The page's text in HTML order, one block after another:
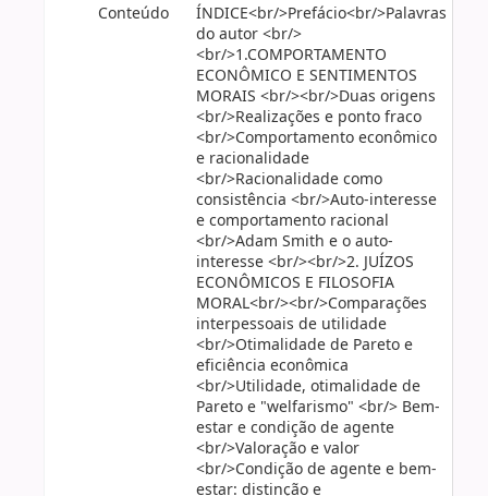
Conteúdo
ÍNDICE<br/>Prefácio<br/>Palavras
do autor <br/>
<br/>1.COMPORTAMENTO
ECONÔMICO E SENTIMENTOS
MORAIS <br/><br/>Duas origens
<br/>Realizações e ponto fraco
<br/>Comportamento econômico
e racionalidade
<br/>Racionalidade como
consistência <br/>Auto-interesse
e comportamento racional
<br/>Adam Smith e o auto-
interesse <br/><br/>2. JUÍZOS
ECONÔMICOS E FILOSOFIA
MORAL<br/><br/>Comparações
interpessoais de utilidade
<br/>Otimalidade de Pareto e
eficiência econômica
<br/>Utilidade, otimalidade de
Pareto e "welfarismo" <br/> Bem-
estar e condição de agente
<br/>Valoração e valor
<br/>Condição de agente e bem-
estar: distinção e